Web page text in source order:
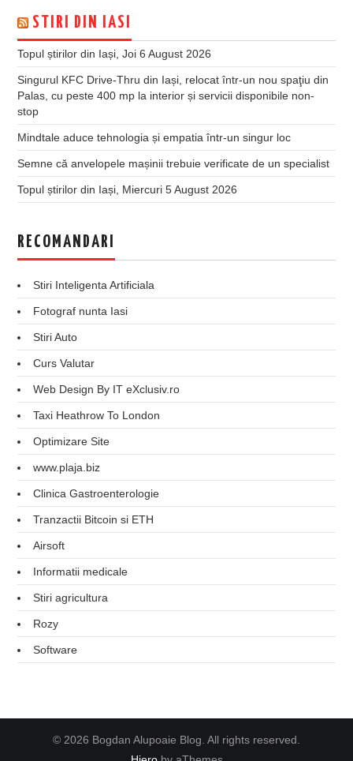
STIRI DIN IASI
Topul știrilor din Iași, Joi 6 August 2026
Singurul KFC Drive-Thru din Iași, relocat într-un nou spaţiu din
Palas, cu peste 400 mp la interior și servicii disponibile non-
stop
Mindtale aduce tehnologia și empatia într-un singur loc
Semne că anvelopele mașinii trebuie verificate de un specialist
Topul știrilor din Iași, Miercuri 5 August 2026
RECOMANDARI
Stiri Inteligenta Artificiala
Fotograf nunta Iasi
Stiri Auto
Curs Valutar
Web Design By IT eXclusiv.ro
Taxi Heathrow To London
Optimizare Site
www.plaja.biz
Clinica Gastroenterologie
Tranzactii Bitcoin si ETH
Airsoft
Informatii medicale
Stiri agricultura
Rozy
Software
© 2026 Bogdan Alupoaie Blog. All rights reserved.